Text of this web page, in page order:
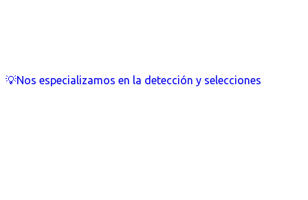
💡Nos especializamos en la detección y selecciones